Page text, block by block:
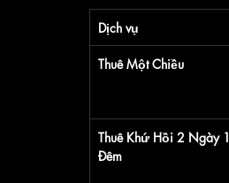
Dịch vụ
Thuê Một Chiều
Thuê Khứ Hồi 2 Ngày 1
Đêm